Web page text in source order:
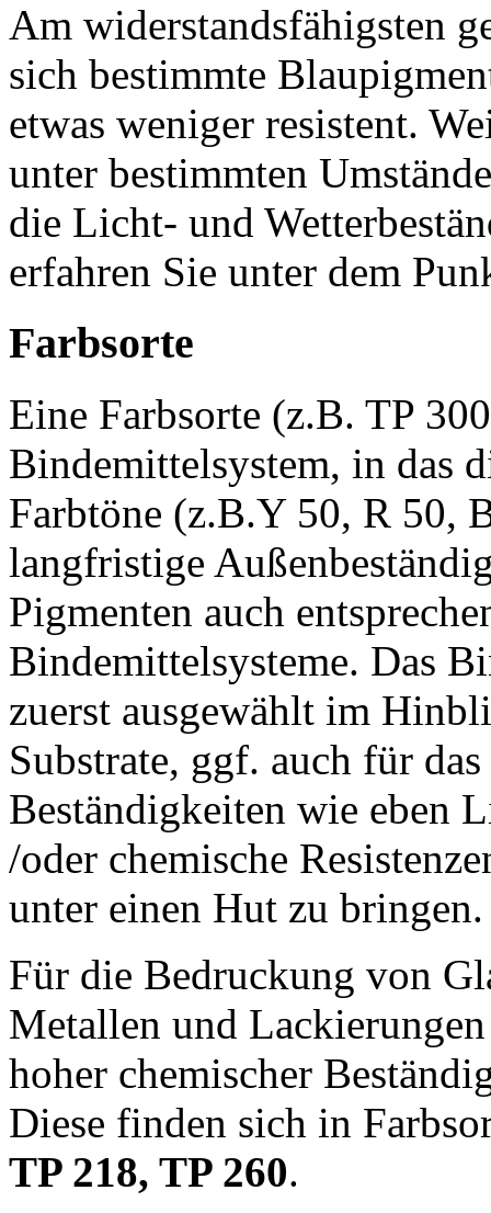
Am widerstandsfähigsten
sich bestimmte
etwas weniger resistent.
unter bestimmten
die Licht- und
erfahren Sie unter dem
Farbsorte
Eine Farbsorte (z.B. TP
Bindemittelsystem, in das
Farbtöne (z.B.Y 50, R 50,
langfristige
Pigmenten auch
Bindemittelsysteme. Das
zuerst ausgewählt im
Substrate, ggf. auch für
Beständigkeiten wie eben
/oder chemische
unter einen Hut zu bringen.
Für die Bedruckung von
Metallen und
hoher chemischer
Diese finden sich in
TP 218, TP 260.